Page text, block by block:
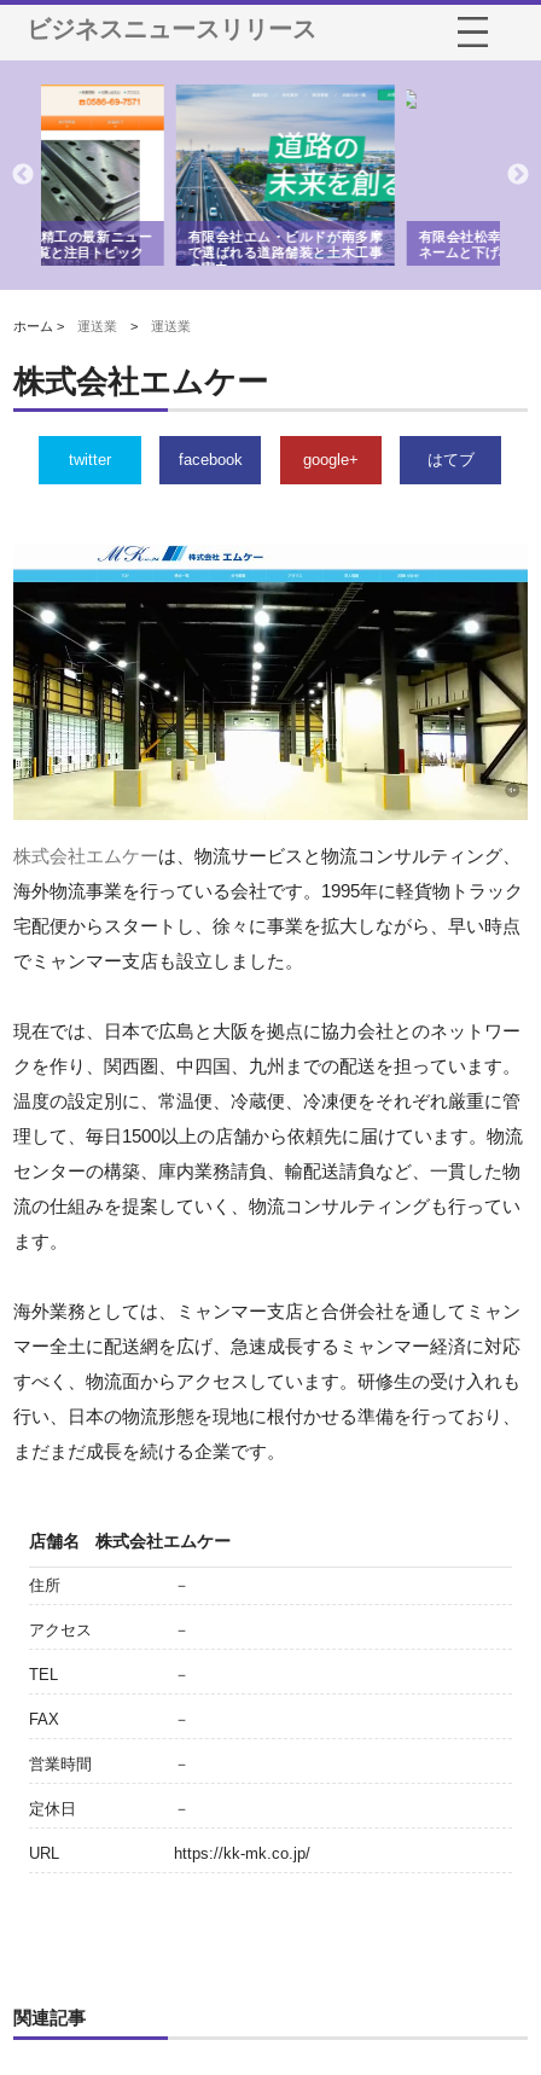
ビジネスニュースリリース
有限会社松幸商店が手がける織
ネームと下げ札の製造技術
北海道軽金属株式会社がスノー
フライとテーパーブロックの専
用ページを新設
ホーム >運送業 >運送業
株式会社エムケー
twitter facebook google+ はてブ
株式会社エムケーは、物流サービスと物流コンサルティング、
海外物流事業を行っている会社です。1995年に軽貨物トラック
宅配便からスタートし、徐々に事業を拡大しながら、早い時点
でミャンマー支店も設立しました。
現在では、日本で広島と大阪を拠点に協力会社とのネットワー
クを作り、関西圏、中四国、九州までの配送を担っています。
温度の設定別に、常温便、冷蔵便、冷凍便をそれぞれ厳重に管
理して、毎日1500以上の店舗から依頼先に届けています。物流
センターの構築、庫内業務請負、輸配送請負など、一貫した物
流の仕組みを提案していく、物流コンサルティングも行ってい
ます。
海外業務としては、ミャンマー支店と合併会社を通してミャン
マー全土に配送網を広げ、急速成長するミャンマー経済に対応
すべく、物流面からアクセスしています。研修生の受け入れも
行い、日本の物流形態を現地に根付かせる準備を行っており、
まだまだ成長を続ける企業です。
店舗名 株式会社エムケー
住所 －
アクセス －
TEL －
FAX －
営業時間 －
定休日 －
URL https://kk-mk.co.jp/
関連記事